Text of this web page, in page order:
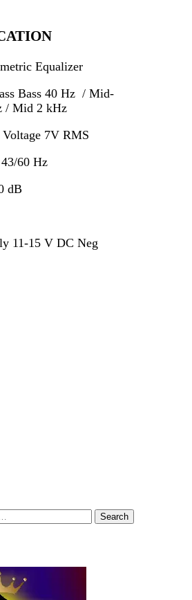
Equalizer
Bass 40 Hz / Mid-
/ Mid 2 kHz
7V RMS
60 Hz
dB
11-15 V DC Neg